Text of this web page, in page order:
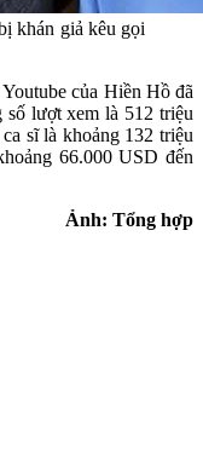
khán giả kêu gọi
của Hiền Hồ đã
số lượt xem là 512 triệu
sĩ là khoảng 132 triệu
66.000 USD đến
Ảnh: Tổng hợp